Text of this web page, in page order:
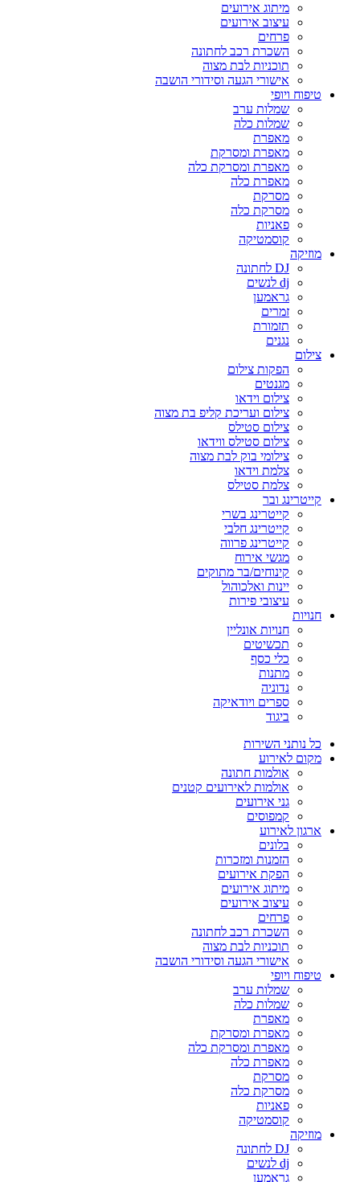
מיתוג אירועים
עיצוב אירועים
פרחים
השכרת רכב לחתונה
תוכניות לבת מצוה
אישורי הגעה וסידורי הושבה
טיפוח ויופי
שמלות ערב
שמלות כלה
מאפרת
מאפרת ומסרקת
מאפרת ומסרקת כלה
מאפרת כלה
מסרקת
מסרקת כלה
פאניות
קוסמטיקה
מוזיקה
DJ לחתונה
dj לנשים
גראמען
זמרים
תזמורת
נגנים
צילום
הפקות צילום
מגנטים
צילום וידאו
צילום ועריכת קליפ בת מצוה
צילום סטילס
צילום סטילס ווידאו
צילומי בוק לבת מצוה
צלמת וידאו
צלמת סטילס
קייטרינג ובר
קייטרינג בשרי
קייטרינג חלבי
קייטרינג פרווה
מגשי אירוח
קינוחים/בר מתוקים
יינות ואלכוהול
עיצובי פירות
חנויות
חנויות אונליין
תכשיטים
כלי כסף
מתנות
נדוניה
ספרים ויודאיקה
ביגוד
כל נותני השירות
מקום לאירוע
אולמות חתונה
אולמות לאירועים קטנים
גני אירועים
קמפוסים
ארגון לאירוע
בלונים
הזמנות ומזכרות
הפקת אירועים
מיתוג אירועים
עיצוב אירועים
פרחים
השכרת רכב לחתונה
תוכניות לבת מצוה
אישורי הגעה וסידורי הושבה
טיפוח ויופי
שמלות ערב
שמלות כלה
מאפרת
מאפרת ומסרקת
מאפרת ומסרקת כלה
מאפרת כלה
מסרקת
מסרקת כלה
פאניות
קוסמטיקה
מוזיקה
DJ לחתונה
dj לנשים
גראמען